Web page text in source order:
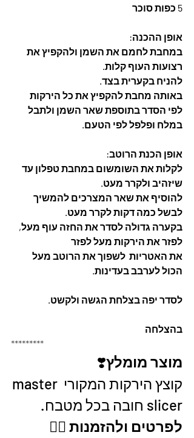
5 כפות סוכר
אופן ההכנה:
במחבת לחמם את השמן ולהקפיץ את
רצועות העוף קלות.
להניח בקערית בצד.
באותה מחבת להקפיץ את כל הירקות
לפי הסדר בתוספת שאר השמן ולתבל
במלח ופלפל לפי הטעם.
אופן הכנת הרוטב:
לקלות את השומשום במחבת טפלון עד
שיזהיב ולקרר מעט.
להוסיף את שאר המצרכים להמשיך
לבשל כמה דקות לקרר מעט.
בקערה גדולה לסדר את החזה עוף מעל,
לפזר את הירקות מעל לפזר
את האטריות  לשפוך את הרוטב מעל
הכול לערבב בעדינות.
לסדר יפה בצלחת הגשה ולקשט.
בהצלחה
*********
מוצר מומלץ❣️
קוצץ הירקות המקורי master
slicer חובה בכל מטבח.
לפרטים ולהזמנות 👇🏼